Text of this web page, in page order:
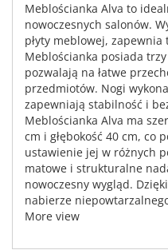
Meblościanka Alva to
nowoczesnych salonów.
płyty meblowej, zapewnia
Meblościanka posiada
pozwalają na łatwe
przedmiotów. Nogi
zapewniają stabilność i
Meblościanka Alva ma
cm i głębokość 40 cm, co
ustawienie jej w różnych
matowe i strukturalne
nowoczesny wygląd.
nabierze
More view